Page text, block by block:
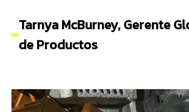
Tarnya McBurney, Gerente
de Productos